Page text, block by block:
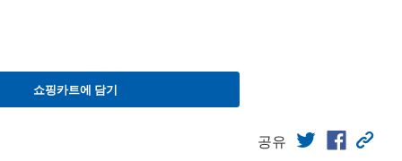
쇼핑카트에 담기
공유